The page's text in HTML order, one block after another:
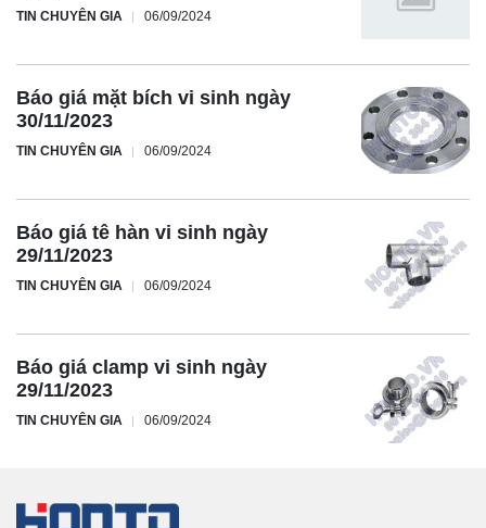
TIN CHUYÊN GIA 06/09/2024
Báo giá mặt bích vi sinh ngày
30/11/2023
TIN CHUYÊN GIA 06/09/2024
Báo giá tê hàn vi sinh ngày
29/11/2023
TIN CHUYÊN GIA 06/09/2024
Báo giá clamp vi sinh ngày
29/11/2023
TIN CHUYÊN GIA 06/09/2024